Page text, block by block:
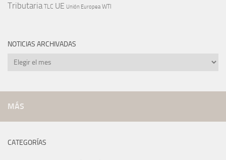
Tributaria TLC UE Unión Europea WTI
NOTICIAS ARCHIVADAS
Noticias
MÁS
CATEGORÍAS